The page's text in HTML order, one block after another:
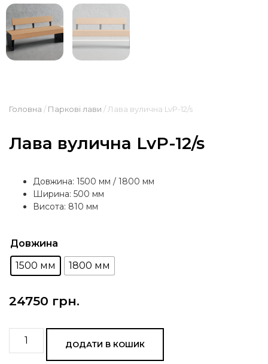
Головна / Паркові лави / Лава вулична LvP-12/s
Лава вулична LvP-12/s
Довжина: 1500 мм / 1800 мм
Ширина: 500 мм
Висота: 810 мм
Довжина
1500 мм
1800 мм
24750 грн.
ДОДАТИ В КОШИК